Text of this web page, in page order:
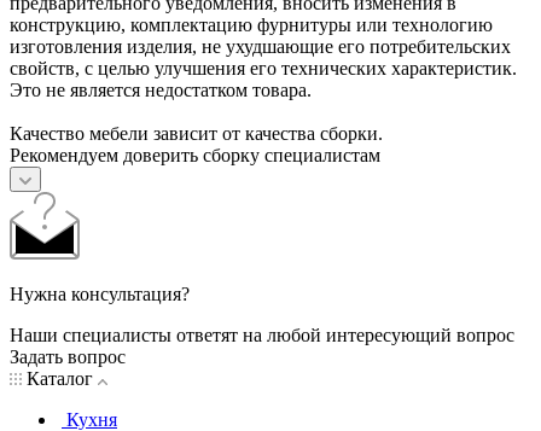
конструкцию, комплектацию фурнитуры или технологию
изготовления изделия, не ухудшающие его потребительских
свойств, с целью улучшения его технических характеристик.
Это не является недостатком товара.
Качество мебели зависит от качества сборки.
Рекомендуем доверить сборку специалистам
Нужна консультация?
Наши специалисты ответят на любой интересующий вопрос
Задать вопрос
Каталог
Кухня